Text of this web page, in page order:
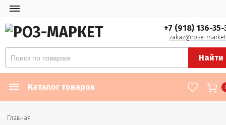
+7 (918) 136-35-
zakaz@rose-
Найти
Каталог товаров
Главная